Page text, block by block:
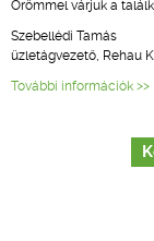
Örömmel várjuk a
Szebellédi Tamás
üzletágvezető, Rehau
További információk >>